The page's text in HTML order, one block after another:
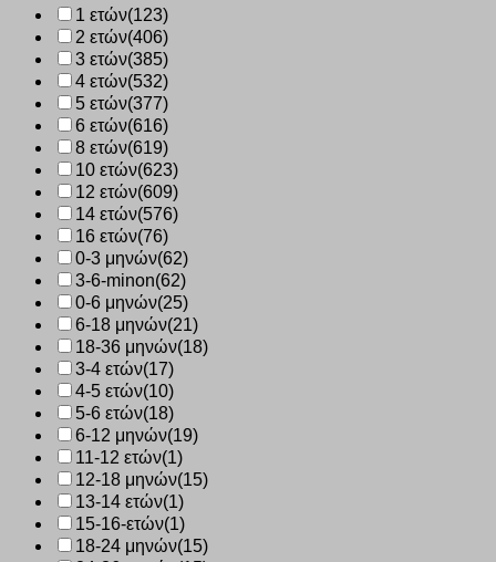
1 ετών(123)
2 ετών(406)
3 ετών(385)
4 ετών(532)
5 ετών(377)
6 ετών(616)
8 ετών(619)
10 ετών(623)
12 ετών(609)
14 ετών(576)
16 ετών(76)
0-3 μηνών(62)
3-6-minon(62)
0-6 μηνών(25)
6-18 μηνών(21)
18-36 μηνών(18)
3-4 ετών(17)
4-5 ετών(10)
5-6 ετών(18)
6-12 μηνών(19)
11-12 ετών(1)
12-18 μηνών(15)
13-14 ετών(1)
15-16-ετών(1)
18-24 μηνών(15)